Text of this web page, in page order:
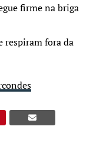
firme na briga
respiram fora da